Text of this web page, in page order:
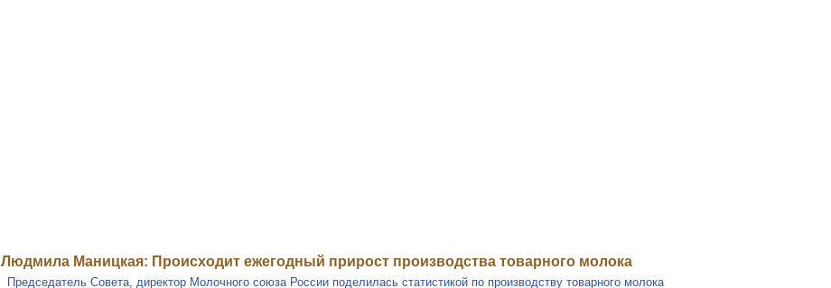
Людмила Маницкая: Происходит ежегодный прирост производства товарного молока
Председатель Совета, директор Молочного союза России поделилась статистикой по производству товарного молока